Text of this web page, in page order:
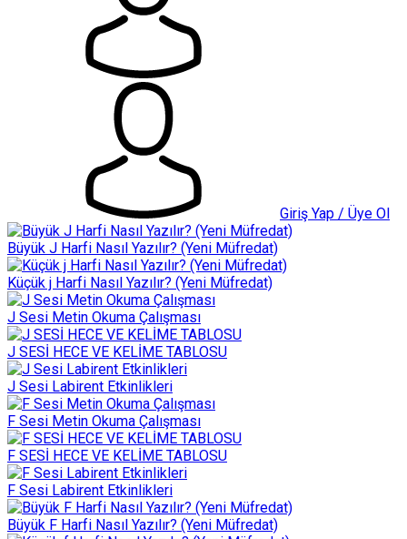
Giriş Yap / Üye Ol
Büyük J Harfi Nasıl Yazılır? (Yeni Müfredat)
Küçük j Harfi Nasıl Yazılır? (Yeni Müfredat)
J Sesi Metin Okuma Çalışması
J SESİ HECE VE KELİME TABLOSU
J Sesi Labirent Etkinlikleri
F Sesi Metin Okuma Çalışması
F SESİ HECE VE KELİME TABLOSU
F Sesi Labirent Etkinlikleri
Büyük F Harfi Nasıl Yazılır? (Yeni Müfredat)